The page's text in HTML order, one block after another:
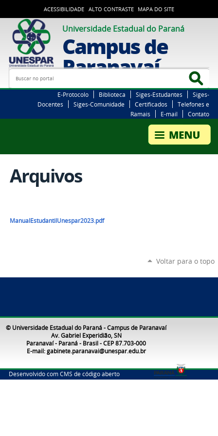
ACESSIBILIDADE ALTO CONTRASTE MAPA DO SITE
Universidade Estadual do Paraná
Campus de
Paranavaí
Busca
E-Protocolo Biblioteca Siges-Estudantes
Siges-
Docentes
Siges-Comunidade Certificados
Telefones e
Ramais
E-mail Contato
Arquivos
ManualEstudantilUnespar2023.pdf
Voltar para o topo
© Universidade Estadual do Paraná - Campus de Paranavaí
Av. Gabriel Experidião, SN
Paranavaí - Paraná - Brasil - CEP 87.703-000
E-mail: gabinete.paranavai@unespar.edu.br
Desenvolvido com CMS de código aberto